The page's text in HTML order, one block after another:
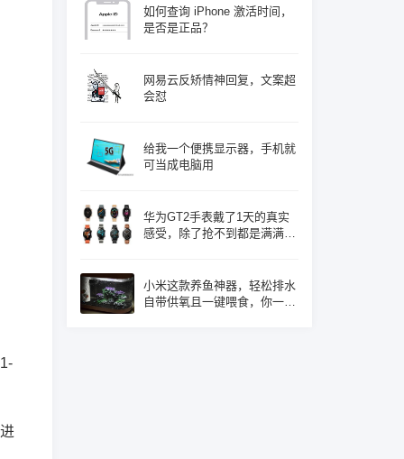
如何查询 iPhone 激活时间，
是否是正品？
网易云反矫情神回复，文案超
会怼
给我一个便携显示器，手机就
可当成电脑用
华为GT2手表戴了1天的真实
感受，除了抢不到都是满满的
小米这款养鱼神器，轻松排水
自带供氧且一键喂食，你一定